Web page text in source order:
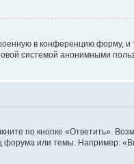
в конференцию форму, и
системой анонимными
по кнопке «Ответить».
форума или темы. Например: